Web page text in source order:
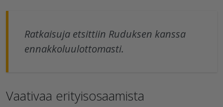
Ratkaisuja etsittiin Ruduksen kanssa
ennakkoluulottomasti.
Vaativaa erityisosaamista